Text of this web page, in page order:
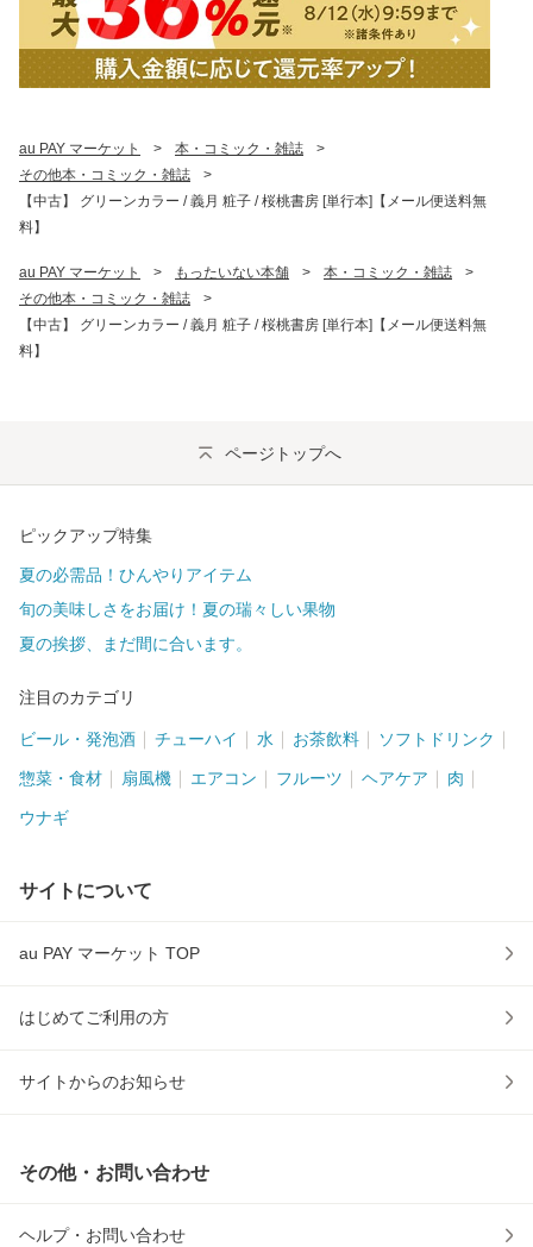
au PAY マーケット > 本・コミック・雑誌
>
その他本・コミック・雑誌
>
【中古】 グリーンカラー / 義月 粧子 / 桜桃書房 [単行本]【メール便送料無
料】
au PAY マーケット > もったいない本舗 > 本・コミック・雑誌
>
その他本・コミック・雑誌
>
【中古】 グリーンカラー / 義月 粧子 / 桜桃書房 [単行本]【メール便送料無
料】
ページトップへ
ピックアップ特集
夏の必需品！ひんやりアイテム
旬の美味しさをお届け！夏の瑞々しい果物
夏の挨拶、まだ間に合います。
注目のカテゴリ
ビール・発泡酒 チューハイ 水 お茶飲料 ソフトドリンク
惣菜・食材 扇風機 エアコン フルーツ ヘアケア 肉
ウナギ
サイトについて
au PAY マーケット TOP
はじめてご利用の方
サイトからのお知らせ
その他・お問い合わせ
ヘルプ・お問い合わせ